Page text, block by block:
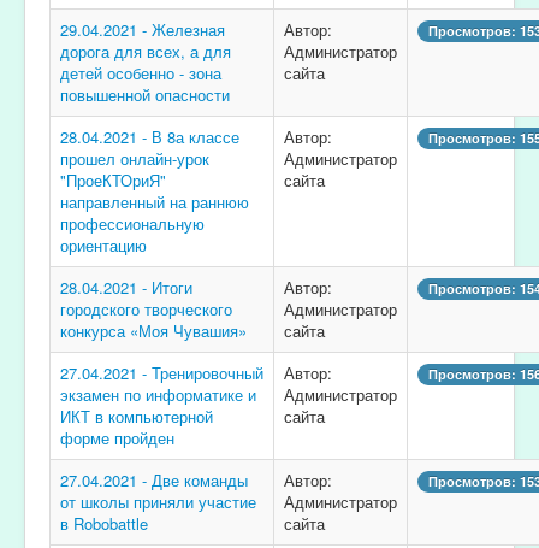
29.04.2021 - Железная
дорога для всех, а для
детей особенно - зона
повышенной опасности
Автор:
Администратор
сайта
Просмотров:
28.04.2021 - В 8а классе
прошел онлайн-урок
"ПроеКТОриЯ"
направленный на раннюю
профессиональную
ориентацию
Автор:
Администратор
сайта
Просмотров:
28.04.2021 - Итоги
городского творческого
конкурса «Моя Чувашия»
Автор:
Администратор
сайта
Просмотров:
27.04.2021 - Тренировочный
экзамен по информатике и
ИКТ в компьютерной
форме пройден
Автор:
Администратор
сайта
Просмотров:
27.04.2021 - Две команды
от школы приняли участие
в Robobattle
Автор:
Администратор
сайта
Просмотров: